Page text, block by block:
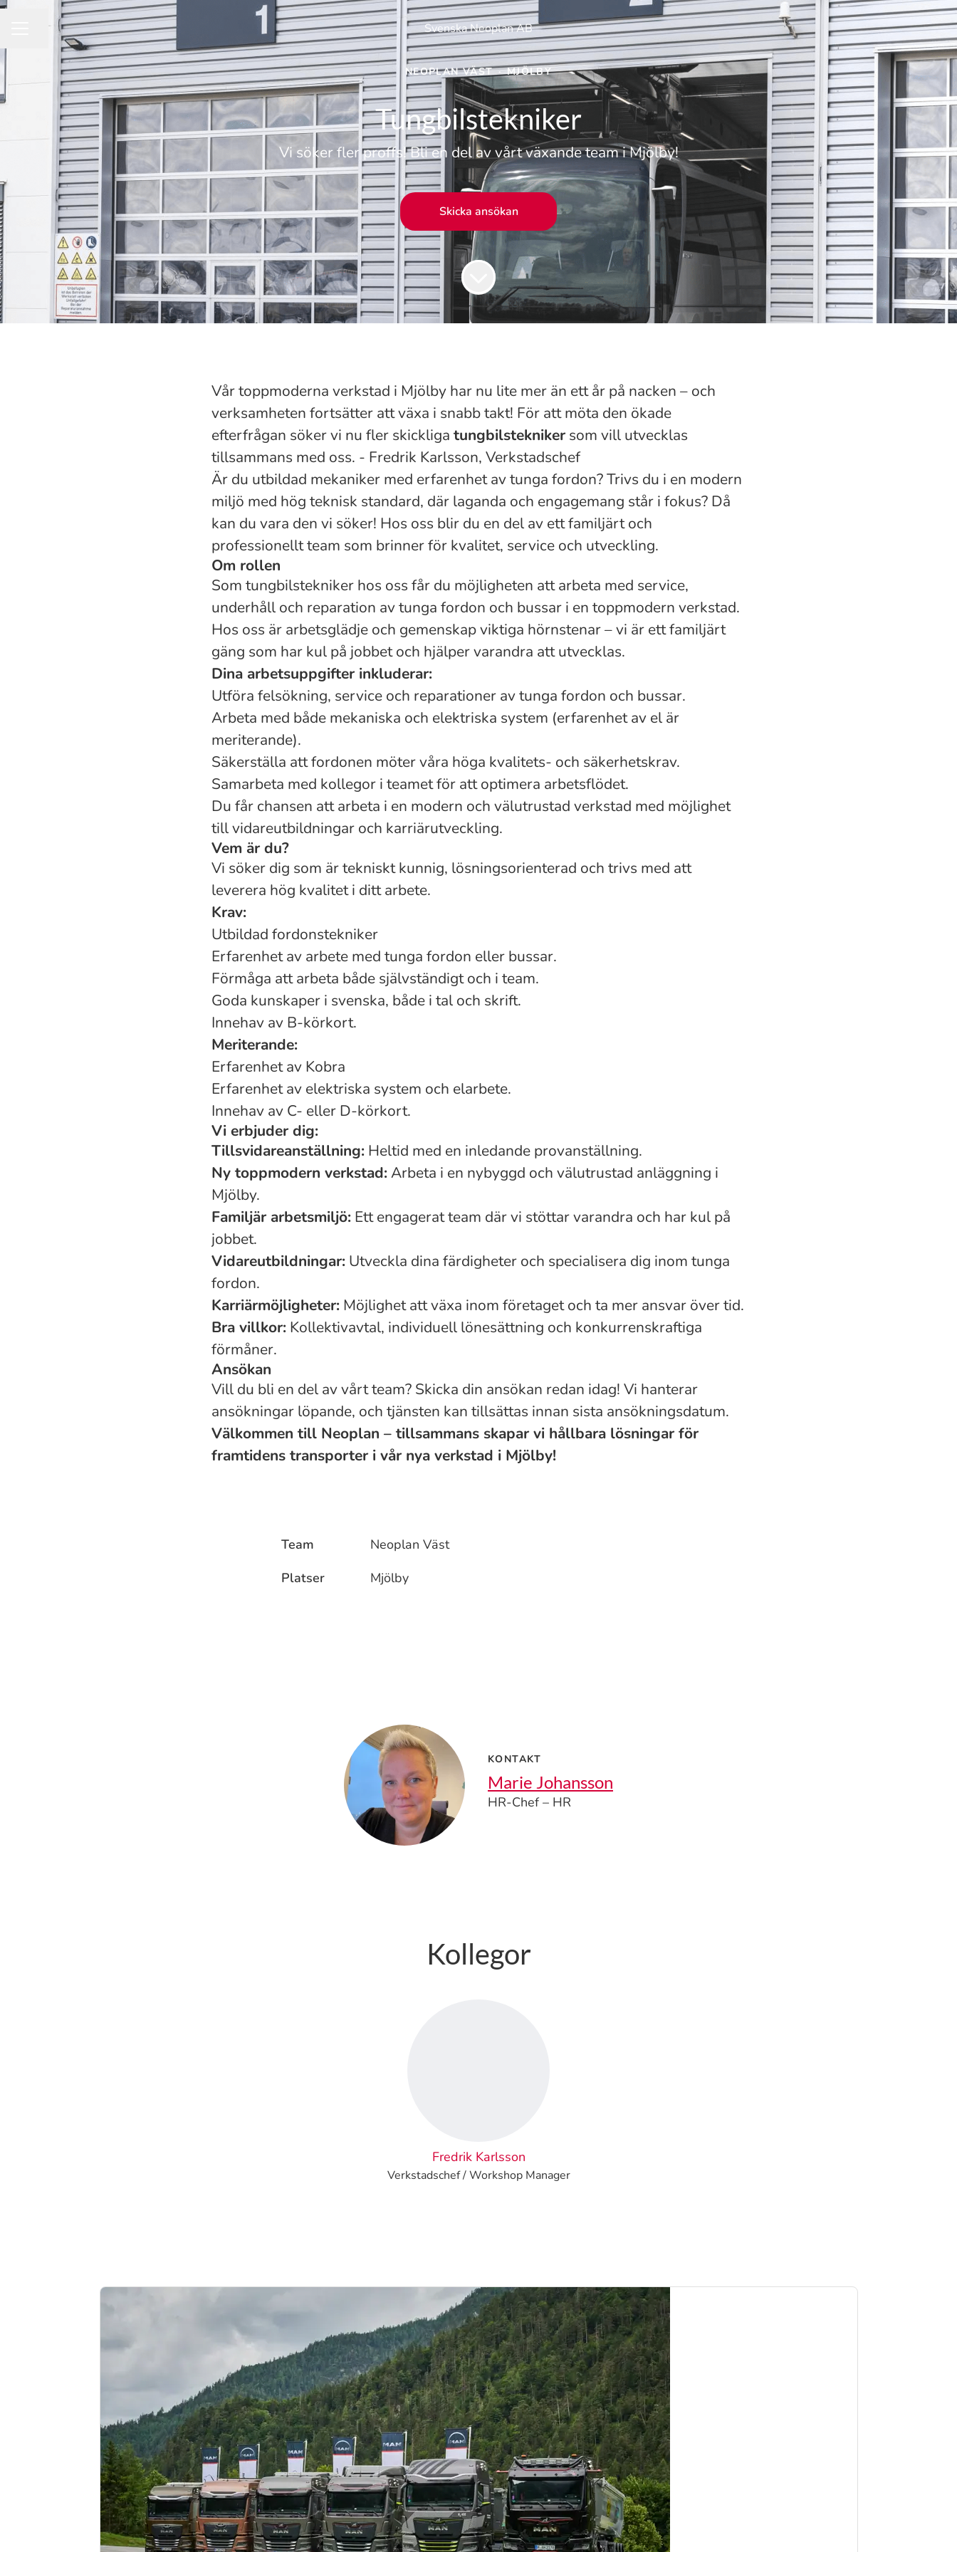
KARRIÄRMENY Svenska Neoplan AB
Dela sidan
NEOPLAN VÄST · MJÖLBY
Tungbilstekniker
Vi söker fler proffs! Bli en del av vårt växande team i Mjölby!
Skicka ansökan
Vår toppmoderna verkstad i Mjölby har nu lite mer än ett år på nacken – och
verksamheten fortsätter att växa i snabb takt! För att möta den ökade
efterfrågan söker vi nu fler skickliga tungbilsteknikersom vill utvecklas
tillsammans med oss. - Fredrik Karlsson, Verkstadschef
Är du utbildad mekaniker med erfarenhet av tunga fordon? Trivs du i en modern
miljö med hög teknisk standard, där laganda och engagemang står i fokus? Då
kan du vara den vi söker! Hos oss blir du en del av ett familjärt och
professionellt team som brinner för kvalitet, service och utveckling.
Om rollen
Som tungbilstekniker hos oss får du möjligheten att arbeta med service,
underhåll och reparation av tunga fordon och bussar i en toppmodern verkstad.
Hos oss är arbetsglädje och gemenskap viktiga hörnstenar – vi är ett familjärt
gäng som har kul på jobbet och hjälper varandra att utvecklas.
Dina arbetsuppgifter inkluderar:
Utföra felsökning, service och reparationer av tunga fordon och bussar.
Arbeta med både mekaniska och elektriska system (erfarenhet av el är
meriterande).
Säkerställa att fordonen möter våra höga kvalitets- och säkerhetskrav.
Samarbeta med kollegor i teamet för att optimera arbetsflödet.
Du får chansen att arbeta i en modern och välutrustad verkstad med möjlighet
till vidareutbildningar och karriärutveckling.
Vem är du?
Vi söker dig som är tekniskt kunnig, lösningsorienterad och trivs med att
leverera hög kvalitet i ditt arbete.
Krav:
Utbildad fordonstekniker
Erfarenhet av arbete med tunga fordon eller bussar.
Förmåga att arbeta både självständigt och i team.
Goda kunskaper i svenska, både i tal och skrift.
Innehav av B-körkort.
Meriterande:
Erfarenhet av Kobra
Erfarenhet av elektriska system och elarbete.
Innehav av C- eller D-körkort.
Vi erbjuder dig:
Tillsvidareanställning: Heltid med en inledande provanställning.
Ny toppmodern verkstad:Arbeta i en nybyggd och välutrustad anläggning i
Mjölby.
Familjär arbetsmiljö: Ett engagerat team där vi stöttar varandra och har kul på
jobbet.
Vidareutbildningar: Utveckla dina färdigheter och specialisera dig inom tunga
fordon.
Karriärmöjligheter: Möjlighet att växa inom företaget och ta mer ansvar över tid.
Bra villkor: Kollektivavtal, individuell lönesättning och konkurrenskraftiga
förmåner.
Ansökan
Vill du bli en del av vårt team? Skicka din ansökan redan idag! Vi hanterar
ansökningar löpande, och tjänsten kan tillsättas innan sista ansökningsdatum.
Välkommen till Neoplan – tillsammans skapar vi hållbara lösningar för
framtidens transporter i vår nya verkstad i Mjölby!
Team
Neoplan Väst
Platser
Mjölby
KONTAKT
Marie Johansson
HR-Chef – HR
Kollegor
Fredrik Karlsson
Verkstadschef / Workshop Manager